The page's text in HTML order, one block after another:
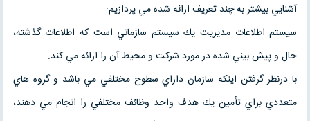
آشنايي بيشتر به چند تعريف ارائه شده مي پردازيم:
سيستم اطلاعات مديريت يك سيستم سازماني است كه اطلاعات گذشته،
حال و پيش بيني شده در مورد شركت و محيط آن را ارائه مي كند.
با درنظر گرفتن اينكه سازمان داراي سطوح مختلفي مي باشد و گروه هاي
متعددي براي تأمين يك هدف واحد وظائف مختلفي را انجام مي دهند،